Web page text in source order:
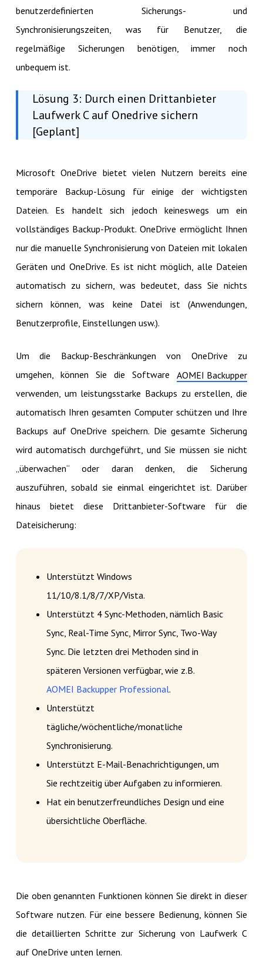
benutzerdefinierten Sicherungs- und
Synchronisierungszeiten, was für Benutzer, die
regelmäßige Sicherungen benötigen, immer noch
unbequem ist.
Lösung 3: Durch einen Drittanbieter
Laufwerk C auf Onedrive sichern
[Geplant]
Microsoft OneDrive bietet vielen Nutzern bereits eine
temporäre Backup-Lösung für einige der wichtigsten
Dateien. Es handelt sich jedoch keineswegs um ein
vollständiges Backup-Produkt. OneDrive ermöglicht Ihnen
nur die manuelle Synchronisierung von Dateien mit lokalen
Geräten und OneDrive. Es ist nicht möglich, alle Dateien
automatisch zu sichern, was bedeutet, dass Sie nichts
sichern können, was keine Datei ist (Anwendungen,
Benutzerprofile, Einstellungen usw.).
Um die Backup-Beschränkungen von OneDrive zu
umgehen, können Sie die SoftwareAOMEI Backupper
verwenden, um leistungsstarke Backups zu erstellen, die
automatisch Ihren gesamten Computer schützen und Ihre
Backups auf OneDrive speichern. Die gesamte Sicherung
wird automatisch durchgeführt, und Sie müssen sie nicht
„überwachen“ oder daran denken, die Sicherung
auszuführen, sobald sie einmal eingerichtet ist. Darüber
hinaus bietet diese Drittanbieter-Software für die
Dateisicherung:
Unterstützt Windows
11/10/8.1/8/7/XP/Vista.
Unterstützt 4 Sync-Methoden, nämlich Basic
Sync, Real-Time Sync, Mirror Sync, Two-Way
Sync. Die letzten drei Methoden sind in
späteren Versionen verfügbar, wie z.B.
AOMEI Backupper Professional.
Unterstützt
tägliche/wöchentliche/monatliche
Synchronisierung.
Unterstützt E-Mail-Benachrichtigungen, um
Sie rechtzeitig über Aufgaben zu informieren.
Hat ein benutzerfreundliches Design und eine
übersichtliche Oberfläche.
Die oben genannten Funktionen können Sie direkt in dieser
Software nutzen. Für eine bessere Bedienung, können Sie
die detaillierten Schritte zur Sicherung von Laufwerk C
auf OneDrive unten lernen.